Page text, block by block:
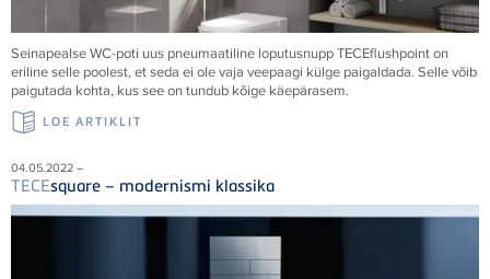
Seinapealse WC-poti uus pneumaatiline loputusnuppTECEflushpoint on
eriline selle poolest, et seda ei ole vaja veepaagi külge paigaldada. Selle võib
paigutada kohta, kus see on tundub kõige käepärasem.
LOE ARTIKLIT
04.05.2022 –
TECEsquare – modernismi klassika